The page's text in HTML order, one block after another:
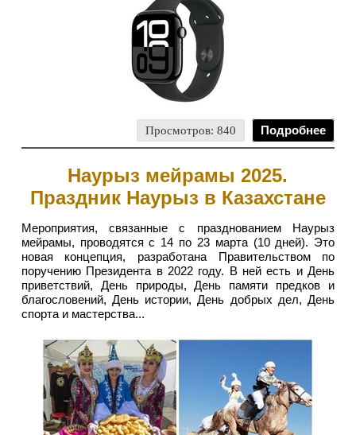
Просмотров: 840 Подробнее
Наурыз мейрамы 2025.
Праздник Наурыз в Казахстане
Мероприятия, связанные с празднованием Наурыз
мейрамы, проводятся с 14 по 23 марта (10 дней). Это
новая концепция, разработана Правительством по
поручению Президента в 2022 году. В ней есть и День
приветствий, День природы, День памяти предков и
благословений, День истории, День добрых дел, День
спорта и мастерства...